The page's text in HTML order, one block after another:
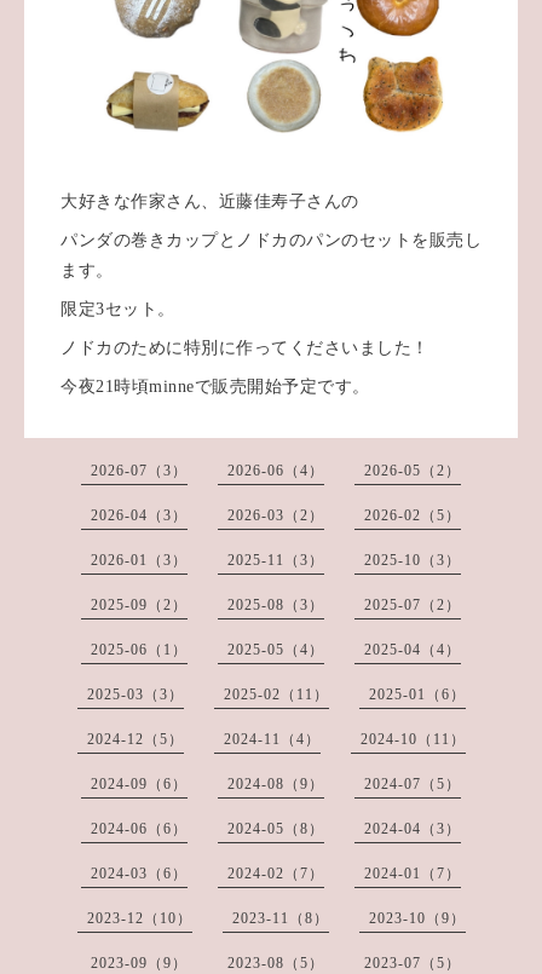
大好きな作家さん、近藤佳寿子さんの
パンダの巻きカップとノドカのパンのセットを販売し
ます。
限定3セット。
ノドカのために特別に作ってくださいました！
今夜21時頃minneで販売開始予定です。
2026-07（3） 2026-06（4） 2026-05（2）
2026-04（3） 2026-03（2） 2026-02（5）
2026-01（3） 2025-11（3） 2025-10（3）
2025-09（2） 2025-08（3） 2025-07（2）
2025-06（1） 2025-05（4） 2025-04（4）
2025-03（3） 2025-02（11） 2025-01（6）
2024-12（5） 2024-11（4） 2024-10（11）
2024-09（6） 2024-08（9） 2024-07（5）
2024-06（6） 2024-05（8） 2024-04（3）
2024-03（6） 2024-02（7） 2024-01（7）
2023-12（10） 2023-11（8） 2023-10（9）
2023-09（9） 2023-08（5） 2023-07（5）